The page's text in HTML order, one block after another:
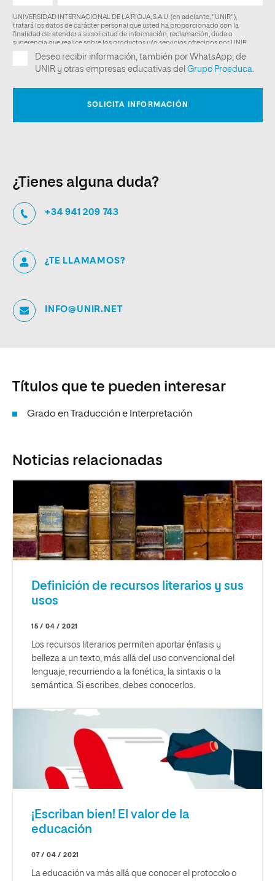
¿Tienes alguna duda?
+34 941 209 743
¿TE LLAMAMOS?
INFO@UNIR.NET
Títulos que te pueden interesar
Grado en Traducción e Interpretación
Noticias relacionadas
Definición de recursos literarios y sus
usos
15 / 04 / 2021
Los recursos literarios permiten aportar énfasis y
belleza a un texto, más allá del uso convencional del
lenguaje, recurriendo a la fonética, la sintaxis o la
semántica. Si escribes, debes conocerlos.
¡Escriban bien! El valor de la
educación
07 / 04 / 2021
La educación va más allá que conocer el protocolo o